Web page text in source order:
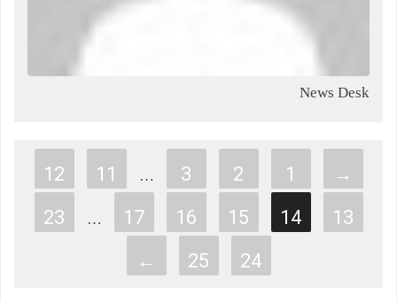
News Desk
→
1
2
3
…
11
12
13
14
15
16
17
…
23
24
25
←